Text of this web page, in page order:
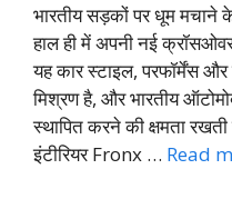
भारतीय सड़कों पर धूम
हाल ही में अपनी नई
यह कार स्टाइल, परफॉर्मेंस
मिश्रण है, और भारतीय
स्थापित करने की क्षमता
इंटीरियर Fronx … Read